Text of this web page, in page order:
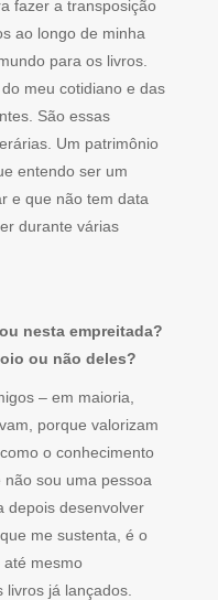
fazer a transposição
ao longo de minha
para os livros.
meu cotidiano e das
São essas
Um patrimônio
entendo ser um
e que não tem data
durante várias
nesta empreitada?
ou não deles?
– em maioria,
porque valorizam
o conhecimento
sou uma pessoa
depois desenvolver
me sustenta, é o
até mesmo
já lançados.